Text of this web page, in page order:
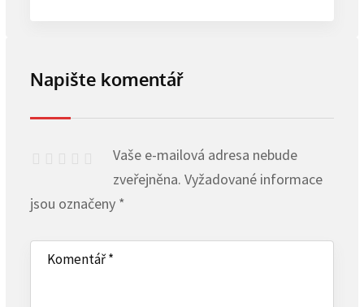
Napište komentář
Vaše e-mailová adresa nebude
zveřejněna. Vyžadované informace
jsou označeny *